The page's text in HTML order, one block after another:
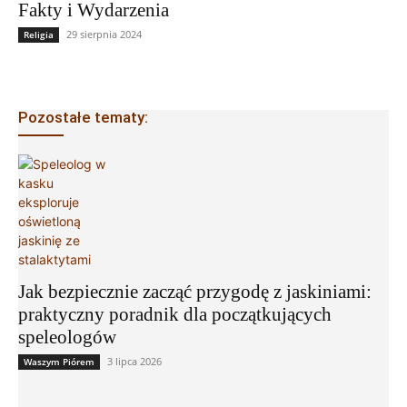
Fakty i Wydarzenia
Religia 29 sierpnia 2024
Pozostałe tematy:
Jak bezpiecznie zacząć przygodę z jaskiniami:
praktyczny poradnik dla początkujących
speleologów
Waszym Piórem 3 lipca 2026